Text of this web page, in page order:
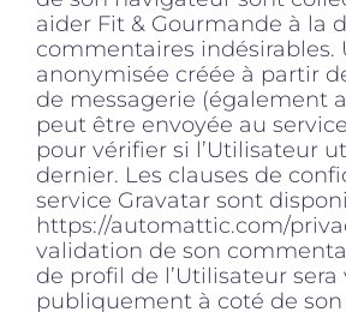
aider Fit & Gourmande à la
commentaires indésirables.
anonymisée créée à partir
de messagerie (également
peut être envoyée au
pour vérifier si l’Utilisateur
dernier. Les clauses de
service Gravatar sont
https://automattic.com/
validation de son
de profil de l’Utilisateur sera
publiquement à coté de